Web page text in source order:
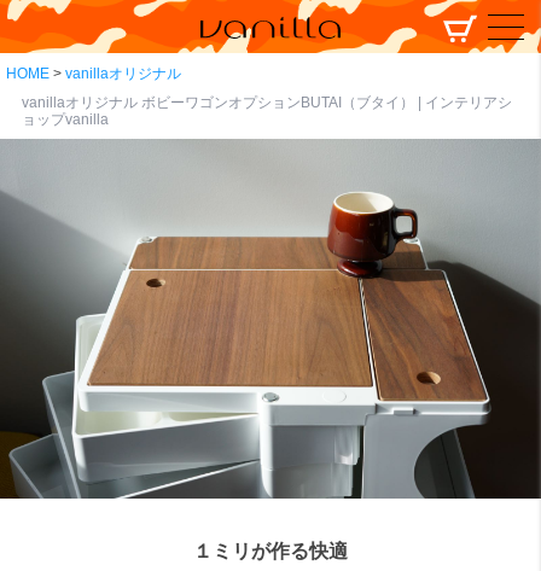
HOME
vanillaオリジナル
vanillaオリジナル ボビーワゴンオプションBUTAI（ブタイ） | インテリアシ
ョップvanilla
１ミリが作る快適